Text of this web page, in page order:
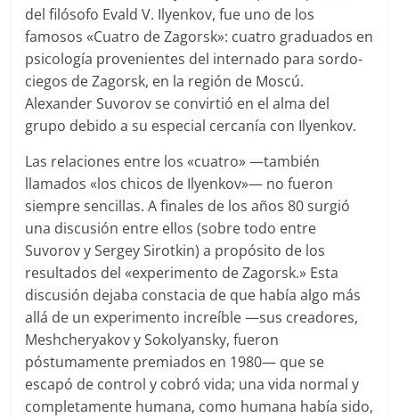
del filósofo Evald V. Ilyenkov, fue uno de los
famosos «Cuatro de Zagorsk»: cuatro graduados en
psicología provenientes del internado para sordo-
ciegos de Zagorsk, en la región de Moscú.
Alexander Suvorov se convirtió en el alma del
grupo debido a su especial cercanía con Ilyenkov.
Las relaciones entre los «cuatro» —también
llamados «los chicos de Ilyenkov»— no fueron
siempre sencillas. A finales de los años 80 surgió
una discusión entre ellos (sobre todo entre
Suvorov y Sergey Sirotkin) a propósito de los
resultados del «experimento de Zagorsk.» Esta
discusión dejaba constacia de que había algo más
allá de un experimento increíble —sus creadores,
Meshcheryakov y Sokolyansky, fueron
póstumamente premiados en 1980— que se
escapó de control y cobró vida; una vida normal y
completamente humana, como humana había sido,